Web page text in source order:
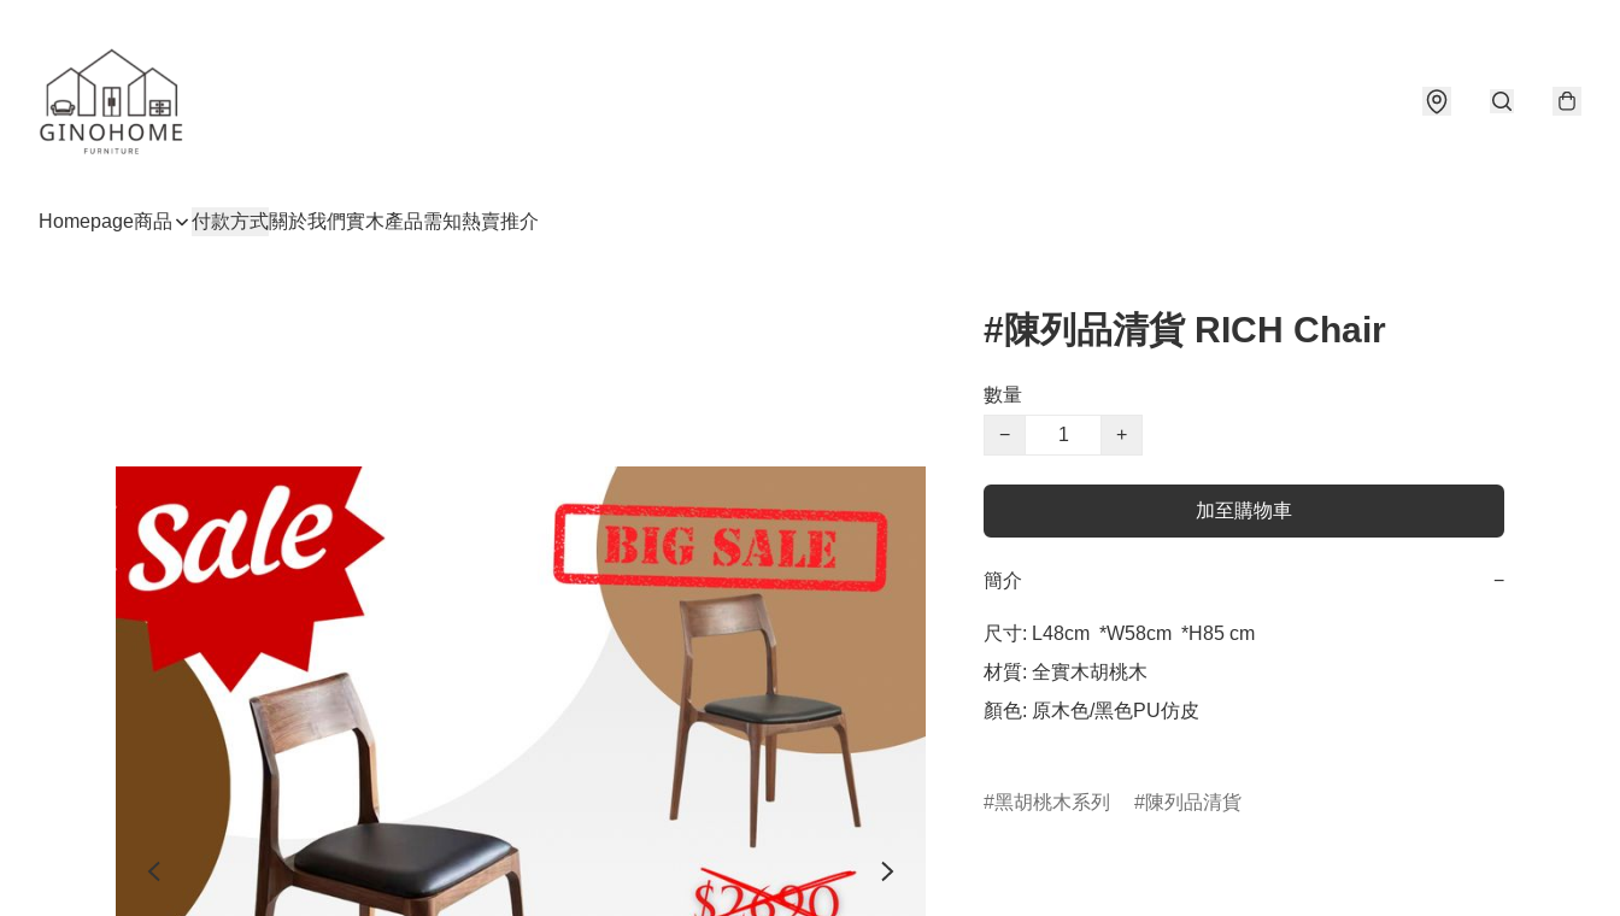
Homepage商品 付款方式關於我們實木產品需知熱賣推介
#陳列品清貨 RICH Chair
數量
−
+
加至購物車
簡介 −
尺寸: L48cm  *W58cm  *H85 cm
材質: 全實木胡桃木
顏色: 原木色/黑色PU仿皮
黑胡桃木系列 陳列品清貨